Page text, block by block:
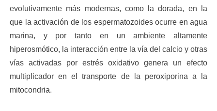
evolutivamente más modernas, como la dorada, en la
que la activación de los espermatozoides ocurre en agua
marina, y por tanto en un ambiente altamente
hiperosmótico, la interacción entre la vía del calcio y otras
vías activadas por estrés oxidativo genera un efecto
multiplicador en el transporte de la peroxiporina a la
mitocondria.